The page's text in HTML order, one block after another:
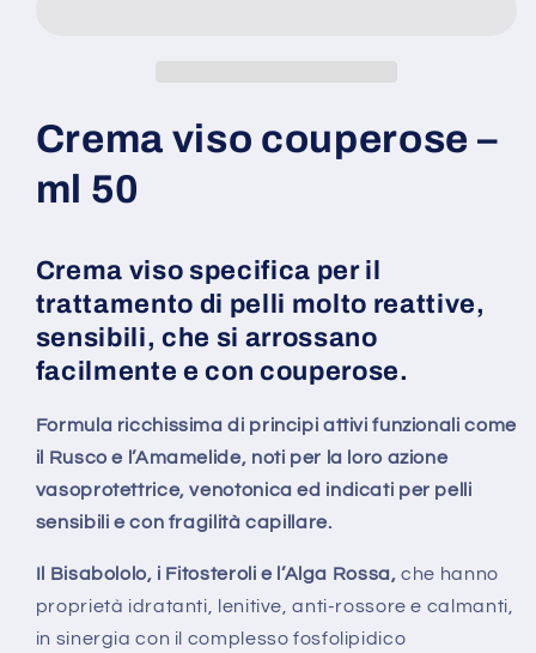
Crema viso couperose –
ml 50
Crema viso specifica per il
trattamento di pelli molto reattive,
sensibili, che si arrossano
facilmente e con couperose.
Formula ricchissima di principi attivi funzionali come
il Rusco e l’Amamelide, noti per la loro azione
vasoprotettrice, venotonica ed indicati per pelli
sensibili e con fragilità capillare.
Il Bisabololo, i Fitosteroli e l’Alga Rossa, che hanno
proprietà idratanti, lenitive, anti-rossore e calmanti,
in sinergia con il complesso fosfolipidico